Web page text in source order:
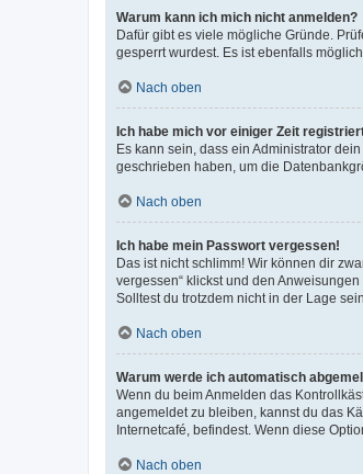
Warum kann ich mich nicht anmelden?
Dafür gibt es viele mögliche Gründe.
gesperrt wurdest. Es ist ebenfalls
Nach oben
Ich habe mich vor einiger Zeit
Es kann sein, dass ein Administrator
geschrieben haben, um die
Nach oben
Ich habe mein Passwort vergessen!
Das ist nicht schlimm! Wir können dir
vergessen“ klickst und den
Solltest du trotzdem nicht in der Lage
Nach oben
Warum werde ich automatisch
Wenn du beim Anmelden das
angemeldet zu bleiben, kannst du das
Internetcafé, befindest. Wenn diese
Nach oben